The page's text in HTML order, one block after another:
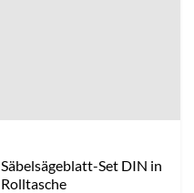
Säbelsägeblatt-Set DIN in
Rolltasche